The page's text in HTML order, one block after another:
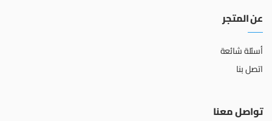
عن المتجر
أسئلة شائعة
اتصل بنا
تواصل معنا